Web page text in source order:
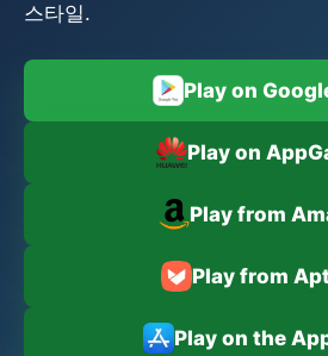
스타일.
Play on
Play on
Play from
Play from
Play on the